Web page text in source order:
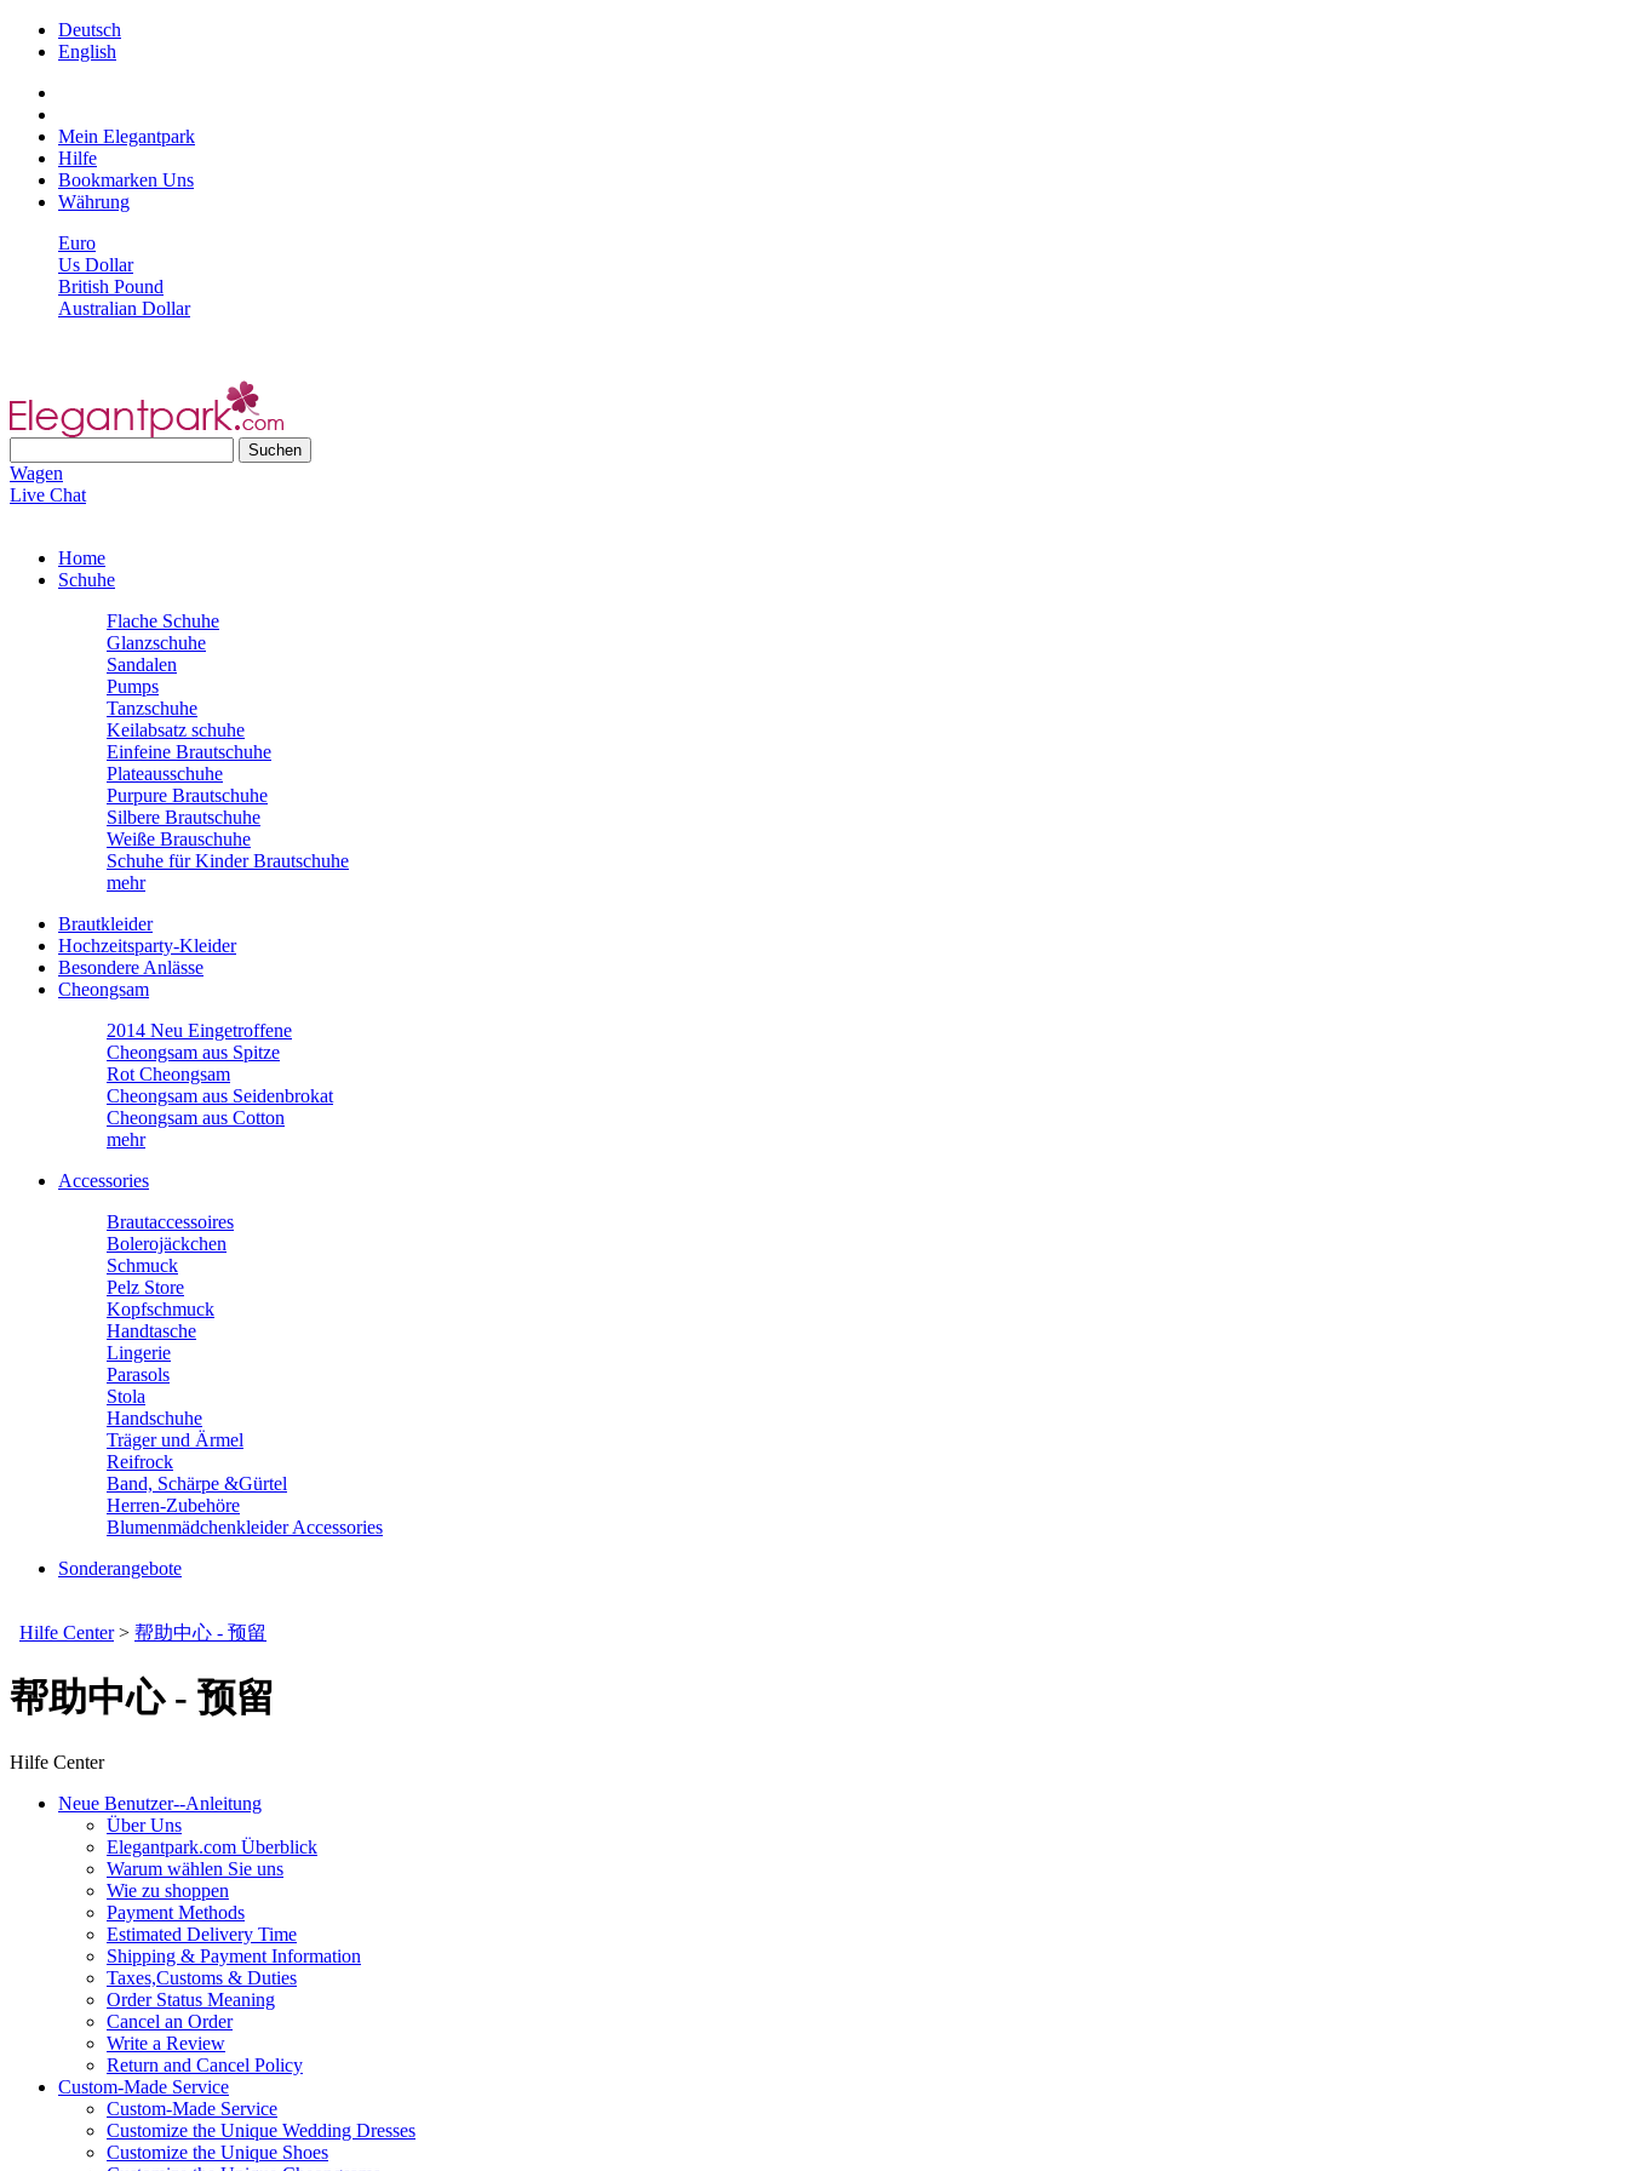
Deutsch
English
Mein Elegantpark
Hilfe
Bookmarken Uns
Währung
Euro
Us Dollar
British Pound
Australian Dollar
Wagen
Live Chat
Home
Schuhe
Flache Schuhe
Glanzschuhe
Sandalen
Pumps
Tanzschuhe
Keilabsatz schuhe
Einfeine Brautschuhe
Plateausschuhe
Purpure Brautschuhe
Silbere Brautschuhe
Weiße Brauschuhe
Schuhe für Kinder Brautschuhe
mehr
Brautkleider
Hochzeitsparty-Kleider
Besondere Anlässe
Cheongsam
2014 Neu Eingetroffene
Cheongsam aus Spitze
Rot Cheongsam
Cheongsam aus Seidenbrokat
Cheongsam aus Cotton
mehr
Accessories
Brautaccessoires
Bolerojäckchen
Schmuck
Pelz Store
Kopfschmuck
Handtasche
Lingerie
Parasols
Stola
Handschuhe
Träger und Ärmel
Reifrock
Band, Schärpe &Gürtel
Herren-Zubehöre
Blumenmädchenkleider Accessories
Sonderangebote
Hilfe Center> 帮助中心 - 预留
帮助中心 - 预留
Hilfe Center
Neue Benutzer--Anleitung
Über Uns
Elegantpark.com Überblick
Warum wählen Sie uns
Wie zu shoppen
Payment Methods
Estimated Delivery Time
Shipping & Payment Information
Taxes,Customs & Duties
Order Status Meaning
Cancel an Order
Write a Review
Return and Cancel Policy
Custom-Made Service
Custom-Made Service
Customize the Unique Wedding Dresses
Customize the Unique Shoes